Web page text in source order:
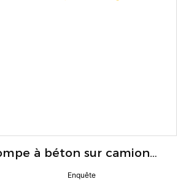
à béton sur camion
56 m (2020) pour la
Enquête